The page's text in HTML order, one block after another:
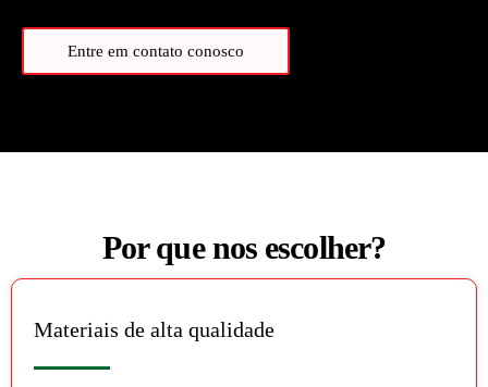
Entre em contato conosco
Por que nos escolher?
Materiais de alta qualidade